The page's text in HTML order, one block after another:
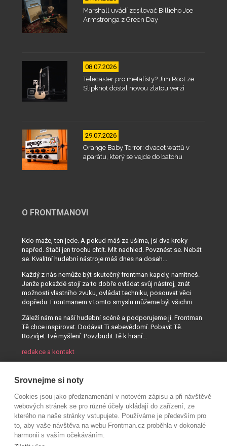
Marshall uvádí zesilovač Billieho Joe
Armstronga z Green Day
08.07.2026
Telecaster pro metalisty? Jim Root ze
Slipknot dostal novou zlatou verzi
29.07.2026
Orange Baby Terror: dvacet wattů v
aparátu, který se vejde do batohu
O FRONTMANOVI
Kdo maže, ten jede. A pokud máš za ušima, jsi dva kroky
napřed. Stačí jen trochu chtít. Mít nadhled. Povznést se. Nebát
se. Kvalitní hudební nástroje máš dnes na dosah...
Každý z nás nemůže být skutečný frontman kapely, namítneš.
Jenže pokaždé stojí za to dobře ovládat svůj nástroj, znát
možnosti vlastního zvuku, ovládat techniku, posouvat věci
dopředu. Frontmanem v tomto smyslu můžeme být všichni.
Záleží nám na naší hudební scéně a podporujeme ji. Frontman
Tě chce inspirovat. Dodávat Ti sebevědomí. Pobavit Tě.
Rozvíjet Tvé myšlení. Povzbudit Tě k hraní...
redakce a kontakt
Srovnejme si noty
Cookies jsou jako předznamenání v notovém zápisu a při návštěvě
webových stránek se pro různé účely ukládají do zařízení, ze
kterého na naše stránky vstupujete. Používáme je především pro
to, aby vaše návštěva na webu Frontman.cz proběhla v dokonalé
harmonii s vaším očekáváním.